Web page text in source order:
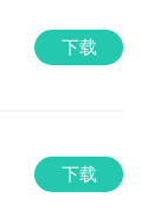
下载
下载